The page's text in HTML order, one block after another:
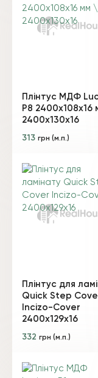
Плінтус МДФ
P8 2400х108х16
2400х130х16
313 грн (м.п.)
Плінтус для
Quick Step
Incizo-Cover
2400x129x16
332 грн (м.п.)